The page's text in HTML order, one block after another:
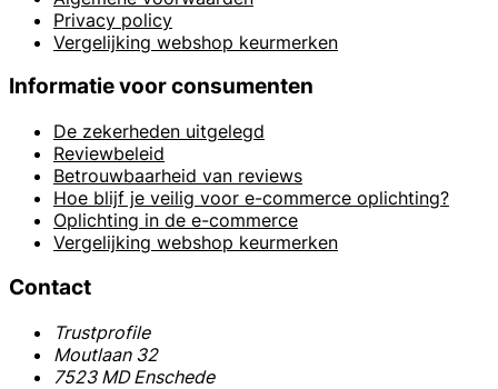
Privacy policy
Vergelijking webshop keurmerken
Informatie voor consumenten
De zekerheden uitgelegd
Reviewbeleid
Betrouwbaarheid van reviews
Hoe blijf je veilig voor e-commerce oplichting?
Oplichting in de e-commerce
Vergelijking webshop keurmerken
Contact
Trustprofile
Moutlaan 32
7523 MD Enschede